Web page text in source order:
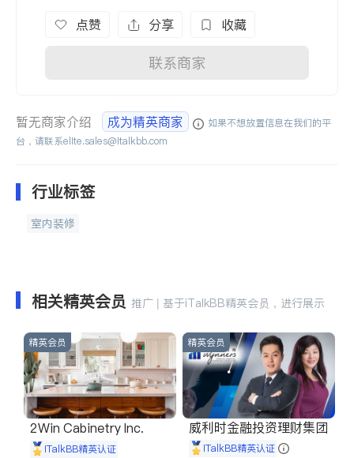
点赞 分享 收藏
联系商家
暂无商家介绍 成为精英商家
如果不想放置信息在我们的平
台，请联系elite.sales@italkbb.com
行业标签
室内装修
相关精英会员 推广 | 基于iTalkBB精英会员，进行展示
精英会员
2Win Cabinetry Inc.
iTalkBB精英认证
精英会员
威利时金融投资理财集团
iTalkBB精英认证